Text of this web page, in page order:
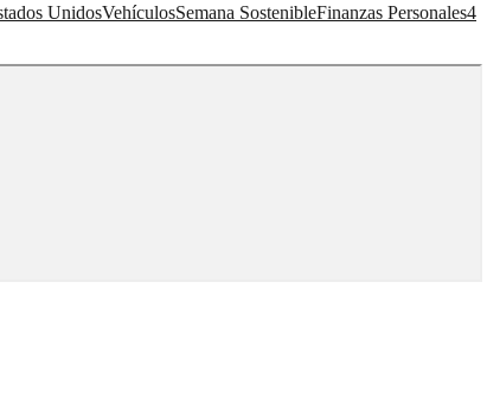
UnidosVehículosSemana SostenibleFinanzas Personales4